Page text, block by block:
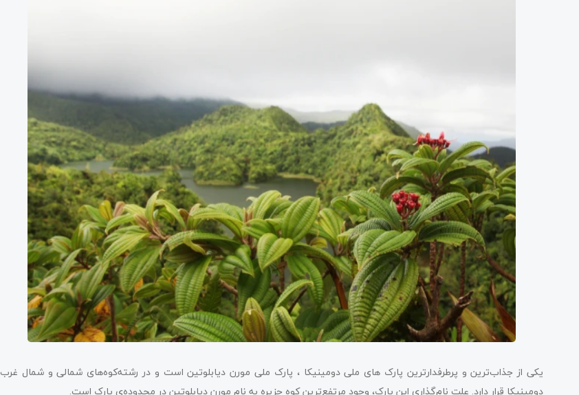
یکی از جذاب‌ترین و پرطرفدارترین پارک های ملی دومینیکا ، پارک ملی مورن دیابلوتین است و در رشته‌کوه‌های شمالی و شمال غرب
دومینیکا قرار دارد. علت نام‌گذاری این پارک، وجود مرتفع‌ترین کوه جزیره به نام مورن دیابلوتین در محدوده‌ی پارک است.